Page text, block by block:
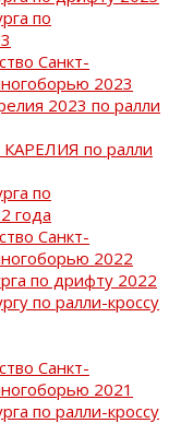
по
Санкт-
2023
2023 по ралли
по ралли
по
года
Санкт-
2022
по дрифту 2022
по ралли-кроссу
Санкт-
2021
по ралли-кроссу